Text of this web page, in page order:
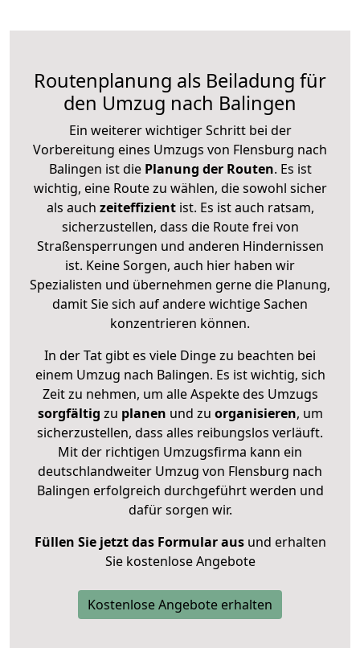
Routenplanung als Beiladung für
den Umzug nach Balingen
Ein weiterer wichtiger Schritt bei der
Vorbereitung eines Umzugs von Flensburg nach
Balingen ist diePlanung der Routen. Es ist
wichtig, eine Route zu wählen, die sowohl sicher
als auch zeiteffizientist. Es ist auch ratsam,
sicherzustellen, dass die Route frei von
Straßensperrungen und anderen Hindernissen
ist. Keine Sorgen, auch hier haben wir
Spezialisten und übernehmen gerne die Planung,
damit Sie sich auf andere wichtige Sachen
konzentrieren können.
In der Tat gibt es viele Dinge zu beachten bei
einem Umzug nach Balingen. Es ist wichtig, sich
Zeit zu nehmen, um alle Aspekte des Umzugs
sorgfältig zu planen und zu organisieren, um
sicherzustellen, dass alles reibungslos verläuft.
Mit der richtigen Umzugsfirma kann ein
deutschlandweiter Umzug von Flensburg nach
Balingen erfolgreich durchgeführt werden und
dafür sorgen wir.
Füllen Sie jetzt das Formular ausund erhalten
Sie kostenlose Angebote
Kostenlose Angebote erhalten